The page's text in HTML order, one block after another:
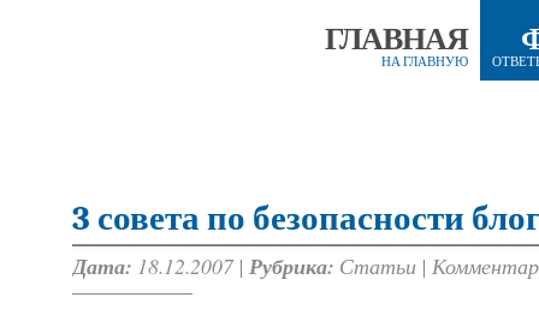
ГЛАВНАЯ
НА ГЛАВНУЮ
3 совета по безопасности
Дата: 18.12.2007 | Рубрика: Статьи |